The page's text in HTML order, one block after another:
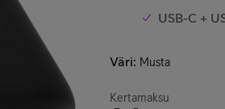
USB-C +
Väri: Musta
Kertamaksu